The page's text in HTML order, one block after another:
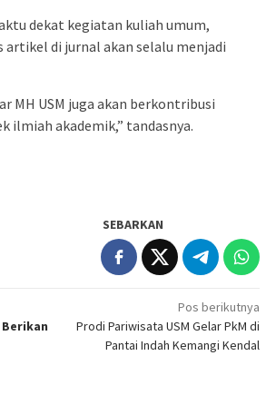
dekat kegiatan kuliah umum,
artikel di jurnal akan selalu menjadi
MH USM juga akan berkontribusi
ilmiah akademik,” tandasnya.
SEBARKAN
Pos berikutnya
Prodi Pariwisata USM Gelar PkM di
Pantai Indah Kemangi Kendal